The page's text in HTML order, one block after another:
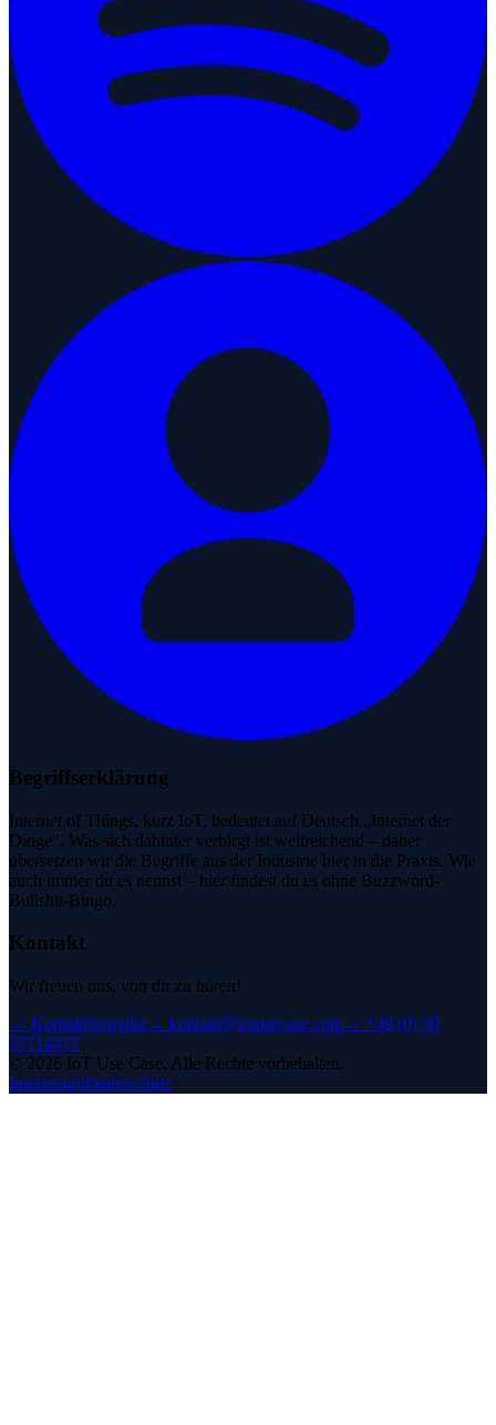
Begriffserklärung
Internet of Things, kurz IoT, bedeutet auf Deutsch „Internet der
Dinge". Was sich dahinter verbirgt ist weitreichend – daher
übersetzen wir die Begriffe aus der Industrie hier in die Praxis. Wie
auch immer du es nennst – hier findest du es ohne Buzzword-
Bullshit-Bingo.
Kontakt
Wir freuen uns, von dir zu hören!
→ Kontaktformular→ kontakt@iotusecase.com→ +49 (0) 30
57714477
© 2026 IoT Use Case. Alle Rechte vorbehalten.
ImpressumDatenschutz